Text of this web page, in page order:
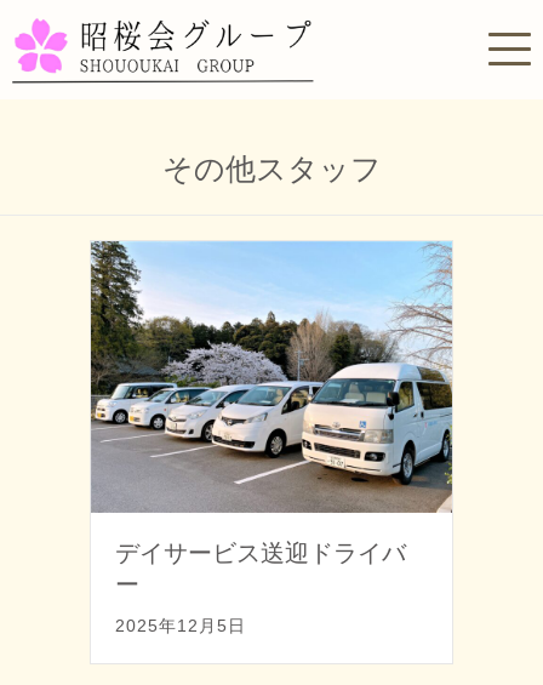
その他スタッフ
デイサービス送迎ドライバ
ー
2025年12月5日